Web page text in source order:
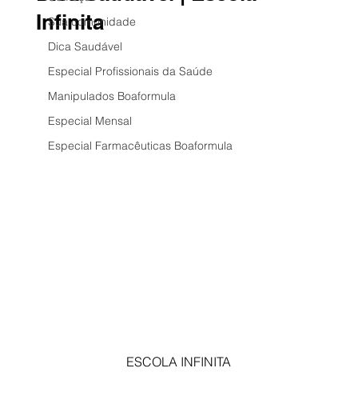
Sua comunidade
Dica Saudável
Especial Profissionais da Saúde
Manipulados Boaformula
Especial Mensal
Especial Farmacêuticas Boaformula
Infinita
ESCOLA INFINITA